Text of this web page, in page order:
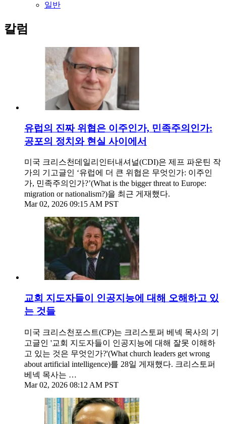
일반
칼럼
유럽의 진짜 위협은 이주인가, 민족주의인가:
공포의 정치와 현실 사이에서
미국 크리스천데일리인터내셔널(CDI)은 제프 파운틴 작
가의 기고글인 ‘유럽에 더 큰 위협은 무엇인가: 이주인
가, 민족주의인가?’(What is the bigger threat to Europe:
migration or nationalism?)을 최근 게재했다.
Mar 02, 2026 09:15 AM PST
교회 지도자들이 인공지능에 대해 오해하고 있
는 것들
미국 크리스천포스트(CP)는 크리스토퍼 베넥 목사의 기
고글인 '교회 지도자들이 인공지능에 대해 잘못 이해하
고 있는 것은 무엇인가?'(What church leaders get wrong
about artificial intelligence)를 28일 게재했다. 크리스토퍼
베넥 목사는 …
Mar 02, 2026 08:12 AM PST